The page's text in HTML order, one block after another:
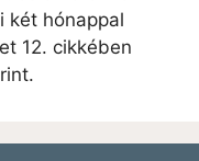
két hónappal
12. cikkében